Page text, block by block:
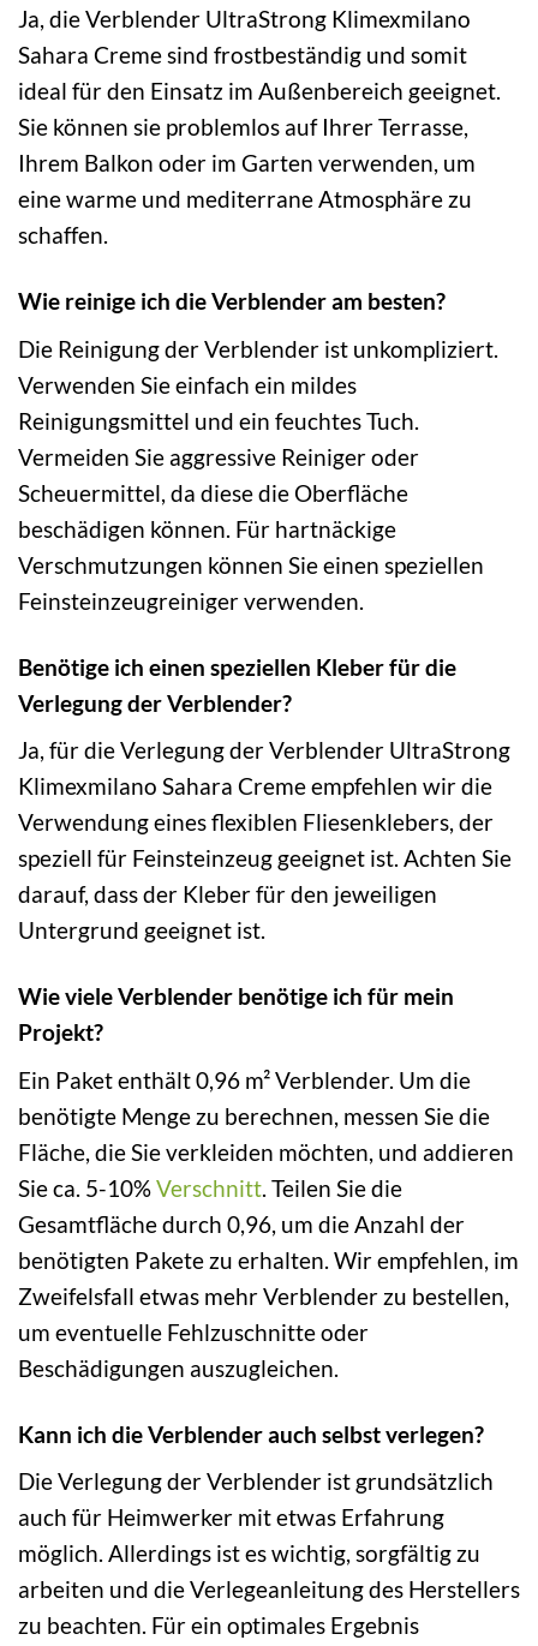
Ja, die Verblender UltraStrong Klimexmilano
Sahara Creme sind frostbeständig und somit
ideal für den Einsatz im Außenbereich geeignet.
Sie können sie problemlos auf Ihrer Terrasse,
Ihrem Balkon oder im Garten verwenden, um
eine warme und mediterrane Atmosphäre zu
schaffen.
Wie reinige ich die Verblender am besten?
Die Reinigung der Verblender ist unkompliziert.
Verwenden Sie einfach ein mildes
Reinigungsmittel und ein feuchtes Tuch.
Vermeiden Sie aggressive Reiniger oder
Scheuermittel, da diese die Oberfläche
beschädigen können. Für hartnäckige
Verschmutzungen können Sie einen speziellen
Feinsteinzeugreiniger verwenden.
Benötige ich einen speziellen Kleber für die
Verlegung der Verblender?
Ja, für die Verlegung der Verblender UltraStrong
Klimexmilano Sahara Creme empfehlen wir die
Verwendung eines flexiblen Fliesenklebers, der
speziell für Feinsteinzeug geeignet ist. Achten Sie
darauf, dass der Kleber für den jeweiligen
Untergrund geeignet ist.
Wie viele Verblender benötige ich für mein
Projekt?
Ein Paket enthält 0,96 m² Verblender. Um die
benötigte Menge zu berechnen, messen Sie die
Fläche, die Sie verkleiden möchten, und addieren
Sie ca. 5-10%Verschnitt. Teilen Sie die
Gesamtfläche durch 0,96, um die Anzahl der
benötigten Pakete zu erhalten. Wir empfehlen, im
Zweifelsfall etwas mehr Verblender zu bestellen,
um eventuelle Fehlzuschnitte oder
Beschädigungen auszugleichen.
Kann ich die Verblender auch selbst verlegen?
Die Verlegung der Verblender ist grundsätzlich
auch für Heimwerker mit etwas Erfahrung
möglich. Allerdings ist es wichtig, sorgfältig zu
arbeiten und die Verlegeanleitung des Herstellers
zu beachten. Für ein optimales Ergebnis